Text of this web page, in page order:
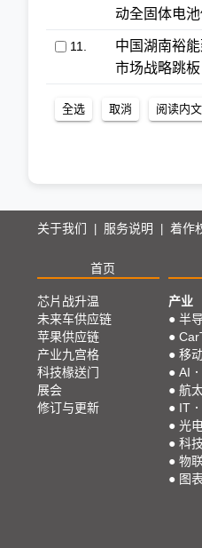
动全固体电
11.
中国湖南裕
市场战略跳板
关于我们 服务说明 着作
首页
芯片战升温
未来车供应链
苹果供应链
产业九宫格
科技椽送门
展会
修订与更新
产业
● 半
●
● 移
● AI
● 航
● IT
● 光
● 科
● 物
● 图表